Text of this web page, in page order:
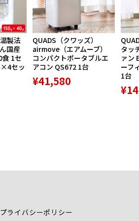
製法
国産
1セ
セッ
QUADS（クワッズ）
airmove（エアムーブ）
コンパクトポータブルエ
アコン QS672 1台
¥41,580
タッ
ァン
ーフ
1台
プライバシーポリシー